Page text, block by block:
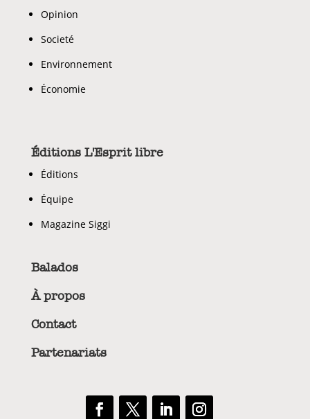
Opinion
Societé
Environnement
Économie
Éditions L'Esprit libre
Éditions
Équipe
Magazine Siggi
Balados
À propos
Contact
Partenariats